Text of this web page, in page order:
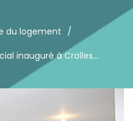
du logement /
inauguré à Crolles…